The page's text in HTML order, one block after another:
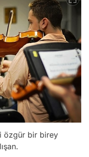
özgür bir birey